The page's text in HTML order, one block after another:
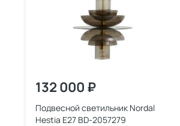
132 000 ₽
Подвесной светильник Nordal
Hestia E27 BD-2057279